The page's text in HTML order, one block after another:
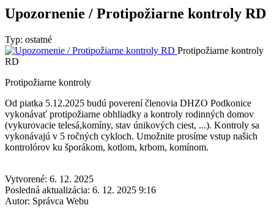
Upozornenie / Protipožiarne kontroly RD
Typ: ostatné
Protipožiarne kontroly
RD
Protipožiarne kontroly
Od piatka 5.12.2025 budú poverení členovia DHZO Podkonice
vykonávať protipožiarne obhliadky a kontroly rodinných domov
(vykurovacie telesá,komíny, stav únikových ciest, ...). Kontroly sa
vykonávajú v 5 ročných cykloch. Umožnite prosíme vstup našich
kontrolórov ku šporákom, kotlom, krbom, komínom.
Vytvorené: 6. 12. 2025
Posledná aktualizácia: 6. 12. 2025 9:16
Autor: Správca Webu